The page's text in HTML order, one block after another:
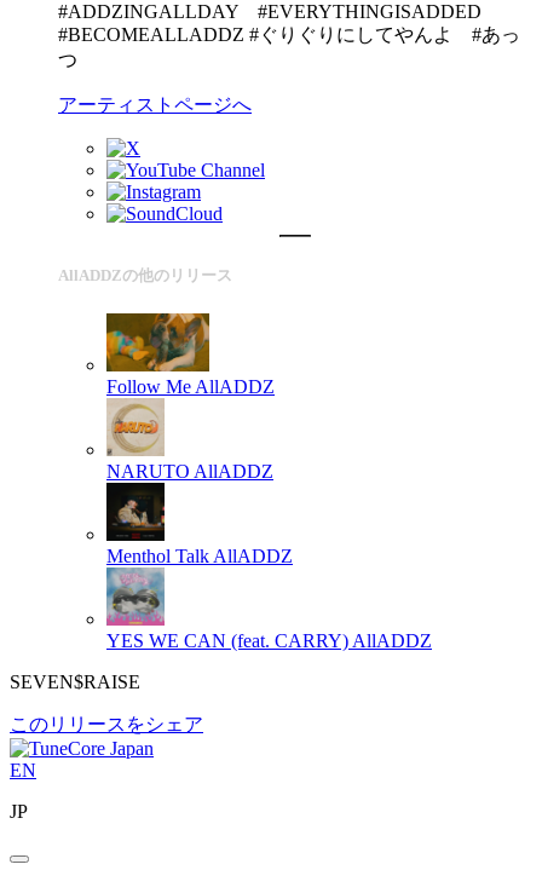
#ADDZINGALLDAY #EVERYTHINGISADDED
#BECOMEALLADDZ #ぐりぐりにしてやんよ #あっ
つ
アーティストページへ
AllADDZの他のリリース
Follow Me AllADDZ
NARUTO AllADDZ
Menthol Talk AllADDZ
YES WE CAN (feat. CARRY) AllADDZ
SEVEN$RAISE
このリリースをシェア
EN
JP